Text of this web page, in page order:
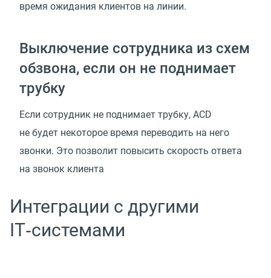
время ожидания клиентов на линии.
Выключение сотрудника из схем
обзвона, если он не поднимает
трубку
Если сотрудник не поднимает трубку, ACD
не будет некоторое время переводить на него
звонки. Это позволит повысить скорость ответа
на звонок клиента
Интеграции с другими
IT‑системами